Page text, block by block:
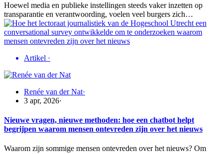
Hoewel media en publieke instellingen steeds vaker inzetten op
transparantie en verantwoording, voelen veel burgers zich…
Artikel ·
Renée van der Nat·
3 apr, 2026·
Nieuwe vragen, nieuwe methoden: hoe een chatbot helpt
begrijpen waarom mensen ontevreden zijn over het nieuws
Waarom zijn sommige mensen ontevreden over het nieuws? Om